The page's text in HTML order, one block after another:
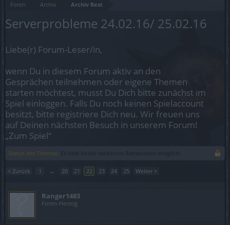
Foren Archiv Archiv Rest
Serverprobleme 24.02.16/ 25.02.16
Liebe(r) Forum-Leser/in,
wenn Du in diesem Forum aktiv an den
Gesprächen teilnehmen oder eigene Themen
starten möchtest, musst Du Dich bitte zunächst im
Spiel einloggen. Falls Du noch keinen Spielaccount
besitzt, bitte registriere Dich neu. Wir freuen uns
auf Deinen nächsten Besuch in unserem Forum!
„Zum Spiel“
Status des Themas:
< Zurück 1 ← 20 21 22 23 24 25 Weiter >
Ranger1483
Foren-Herzog